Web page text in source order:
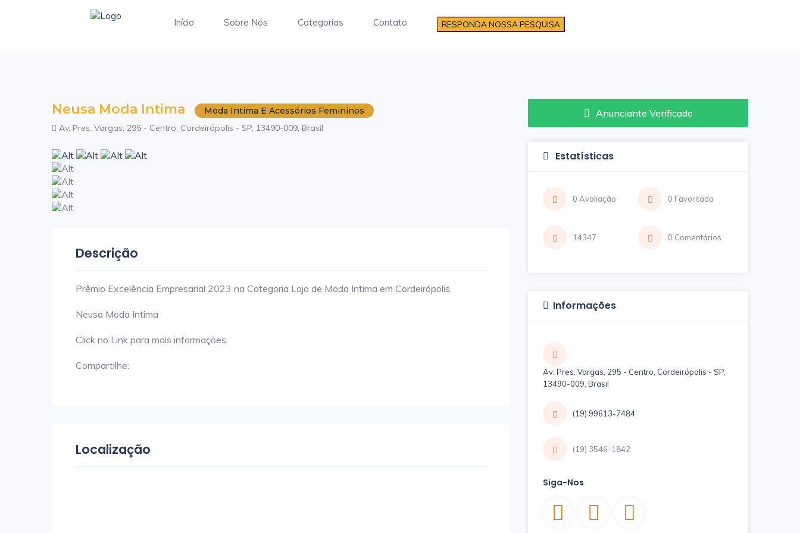
Início Sobre Nós Categorias Contato RESPONDA NOSSA PESQUISA
Neusa Moda Intima
Moda Intima E Acessórios Femininos
Av. Pres. Vargas, 295 - Centro, Cordeirópolis - SP, 13490-009, Brasil
Descrição
Prêmio Excelência Empresarial 2023 na Categoria Loja de Moda Intima em Cordeirópolis.
Neusa Moda Intima
Click no Link para mais informações.
Compartilhe:
Localização
Anunciante Verificado
Estatísticas
0 Avaliação 0 Favoritado
14347 0 Comentários
Informações
Av. Pres. Vargas, 295 - Centro, Cordeirópolis - SP,
13490-009, Brasil
(19) 99613-7484
(19) 3546-1842
Siga-Nos